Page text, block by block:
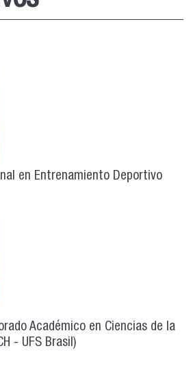
en Entrenamiento Deportivo
Académico en Ciencias de la
- UFS Brasil)